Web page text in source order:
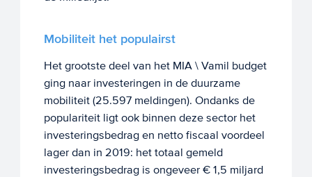
Mobiliteit het populairst
Het grootste deel van het MIA \ Vamil budget
ging naar investeringen in de duurzame
mobiliteit (25.597 meldingen). Ondanks de
populariteit ligt ook binnen deze sector het
investeringsbedrag en netto fiscaal voordeel
lager dan in 2019: het totaal gemeld
investeringsbedrag is ongeveer € 1,5 miljard